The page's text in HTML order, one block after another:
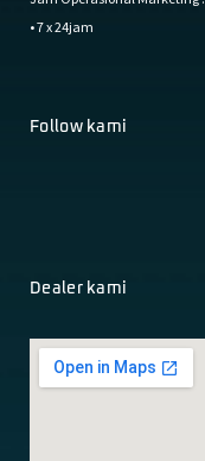
• 7 x 24jam
Follow kami
Dealer kami